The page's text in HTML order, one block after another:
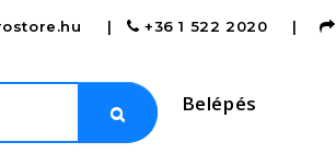
| +36 1 522 2020 |
Belépés